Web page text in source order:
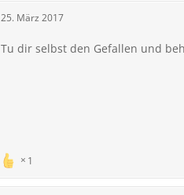
25. März 2017
Tu dir selbst den Gefallen und
1